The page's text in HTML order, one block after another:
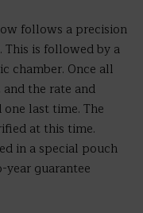
follows a precision
is followed by a
chamber. Once all
the rate and
last time. The
at this time.
in a special pouch
guarantee